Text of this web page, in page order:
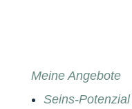
Meine Angebote
Seins-